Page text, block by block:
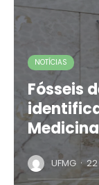
NOTÍCIAS
Fósseis
UFMG ·